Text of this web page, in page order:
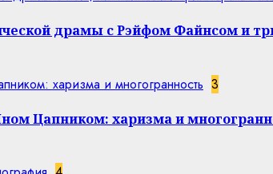
драмы с Рэйфом Файнсом и
харизма и многогранность 3
Цапником: харизма и